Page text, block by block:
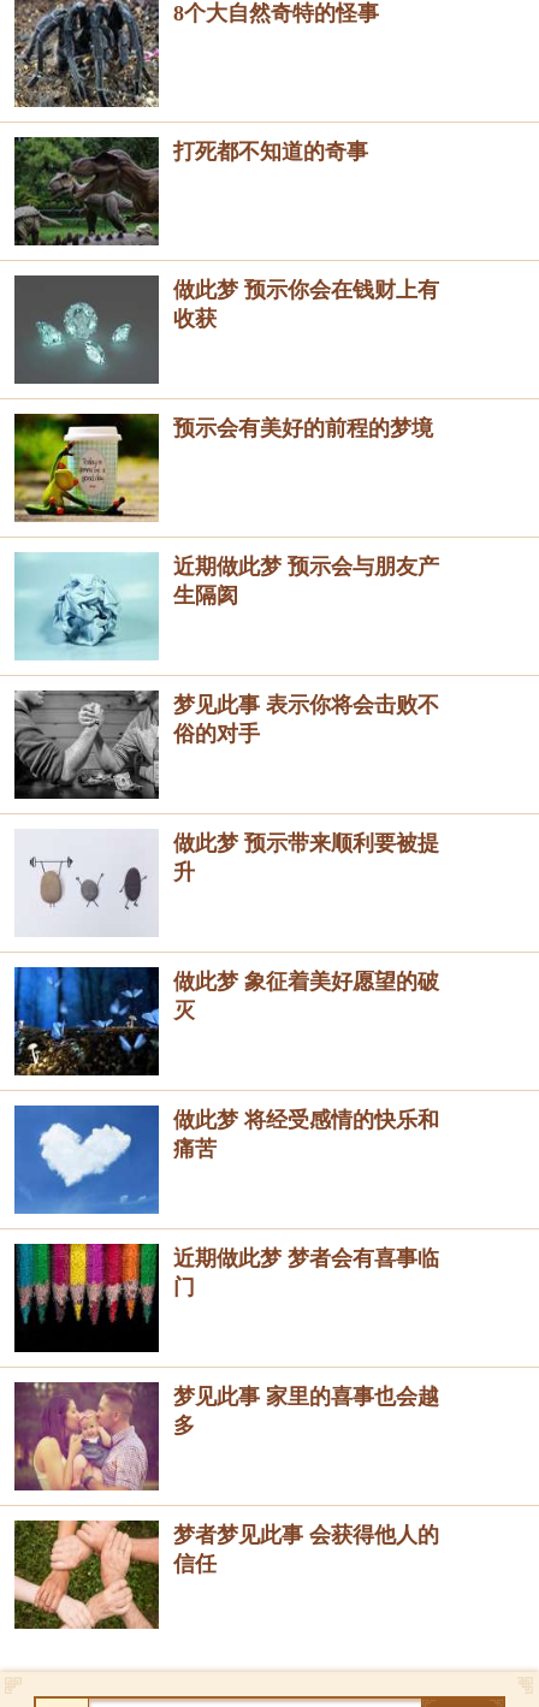
8个大自然奇特的怪事
打死都不知道的奇事
做此梦 预示你会在钱财上有
收获
预示会有美好的前程的梦境
近期做此梦 预示会与朋友产
生隔阂
梦见此事 表示你将会击败不
俗的对手
做此梦 预示带来顺利要被提
升
做此梦 象征着美好愿望的破
灭
做此梦 将经受感情的快乐和
痛苦
近期做此梦 梦者会有喜事临
门
梦见此事 家里的喜事也会越
多
梦者梦见此事 会获得他人的
信任